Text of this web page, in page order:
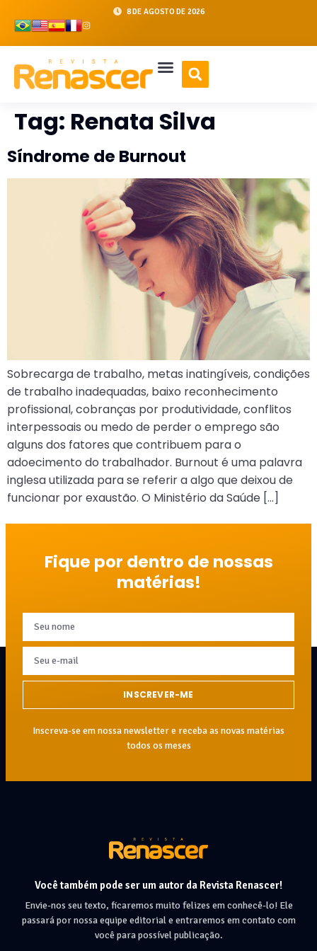
8 DE AGOSTO DE 2026
Tag: Renata Silva
Síndrome de Burnout
Sobrecarga de trabalho, metas inatingíveis, condições
de trabalho inadequadas, baixo reconhecimento
profissional, cobranças por produtividade, conflitos
interpessoais ou medo de perder o emprego são
alguns dos fatores que contribuem para o
adoecimento do trabalhador. Burnout é uma palavra
inglesa utilizada para se referir a algo que deixou de
funcionar por exaustão. O Ministério da Saúde […]
Fique por dentro de nossas
matérias!
INSCREVER-ME
Inscreva-se em nossa newsletter e receba as novas matérias
todos os meses
Você também pode ser um autor da Revista Renascer!
Envie-nos seu texto, ficaremos muito felizes em conhecê-lo! Ele
passará por nossa equipe editorial e entraremos em contato com
você para possível publicação.